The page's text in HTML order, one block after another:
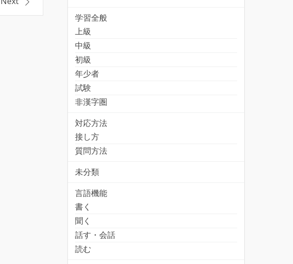
学習全般
上級
中級
初級
年少者
試験
非漢字圏
対応方法
接し方
質問方法
未分類
言語機能
書く
聞く
話す・会話
読む